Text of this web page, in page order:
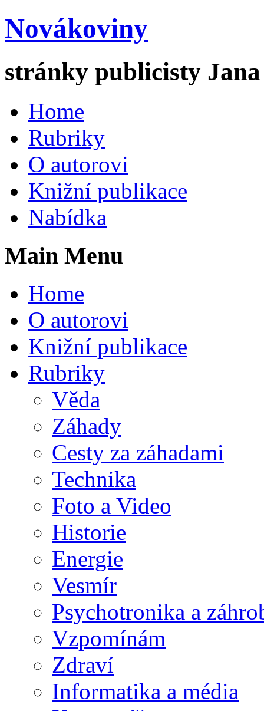
Novákoviny
stránky publicisty
Home
Rubriky
O autorovi
Knižní publikace
Nabídka
Main Menu
Home
O autorovi
Knižní publikace
Rubriky
Věda
Záhady
Cesty za záhadami
Technika
Foto a Video
Historie
Energie
Vesmír
Psychotronika a
Vzpomínám
Zdraví
Informatika a média